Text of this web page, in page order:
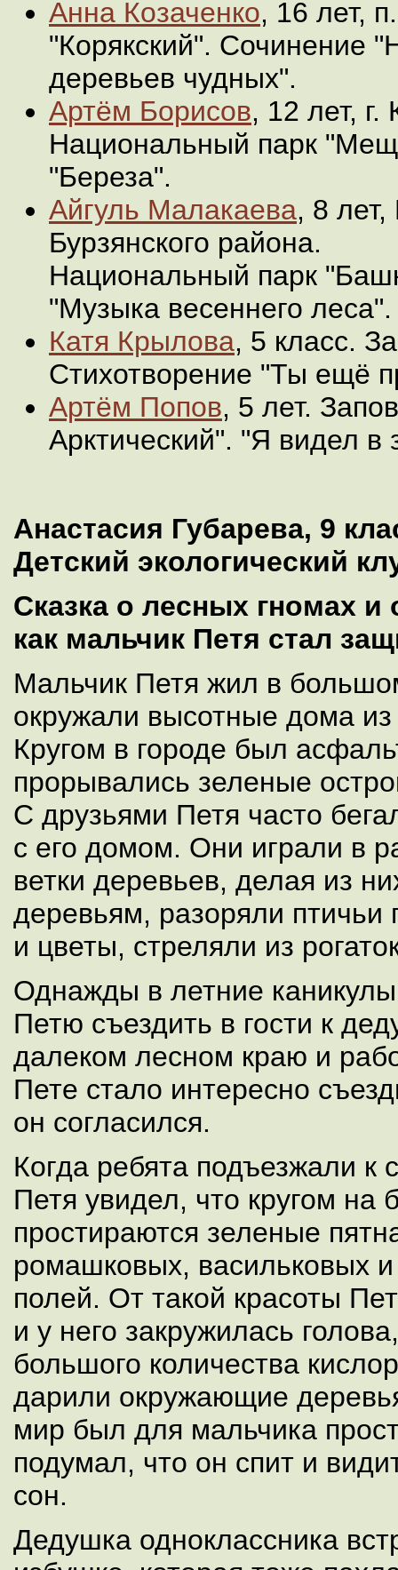
Анна Козаченко, 16 лет,
"Корякский". Сочинение
деревьев чудных".
Артём Борисов, 12 лет, г.
Национальный парк
"Береза".
Айгуль Малакаева, 8
Бурзянского района.
Национальный парк
"Музыка весеннего леса".
Катя Крылова, 5 класс.
Стихотворение "Ты ещё
Артём Попов, 5 лет.
Арктический". "Я видел
Анастасия Губарева, 9
Детский экологический
Сказка о лесных гномах и
как мальчик Петя стал
Мальчик Петя жил в
окружали высотные дома из
Кругом в городе был
прорывались зеленые
С друзьями Петя часто
с его домом. Они играли в
ветки деревьев, делая из
деревьям, разоряли птичьи
и цветы, стреляли из
Однажды в летние
Петю съездить в гости к
далеком лесном краю и
Пете стало интересно
он согласился.
Когда ребята подъезжали к
Петя увидел, что кругом на
простираются зеленые
ромашковых, васильковых и
полей. От такой красоты
и у него закружилась
большого количества
дарили окружающие
мир был для мальчика
подумал, что он спит и
сон.
Дедушка одноклассника